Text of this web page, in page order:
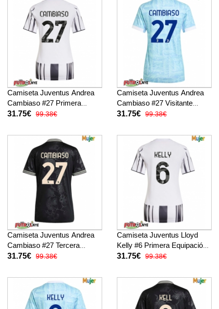
Camiseta Juventus Andrea
Cambiaso #27 Primera
Equipación para mujer 2025-
31.75€ 99.38€
Camiseta Juventus Andrea
Cambiaso #27 Visitante
Equipación para mujer 2025-
31.75€ 99.38€
Camiseta Juventus Andrea
Cambiaso #27 Tercera
Equipación para mujer 2025-
31.75€ 99.38€
Camiseta Juventus Lloyd
Kelly #6 Primera Equipación
para mujer 2025-26 manga
31.75€ 99.38€